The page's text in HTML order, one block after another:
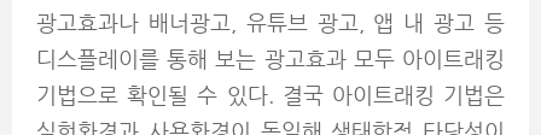
광고효과나 배너광고, 유튜브 광고, 앱 내 광고 등
디스플레이를 통해 보는 광고효과 모두 아이트래킹
기법으로 확인될 수 있다. 결국 아이트래킹 기법은